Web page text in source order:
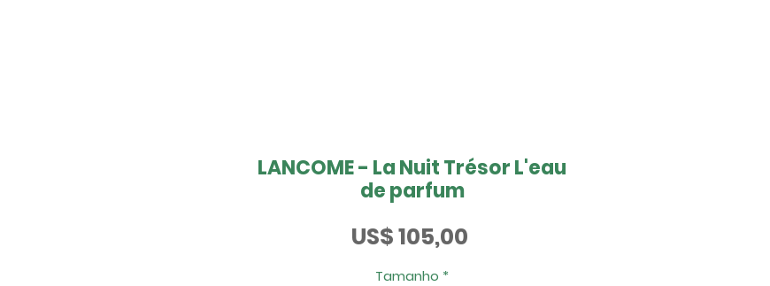
LANCOME - La Nuit Trésor L'eau
de parfum
US$ 105,00
Tamanho *